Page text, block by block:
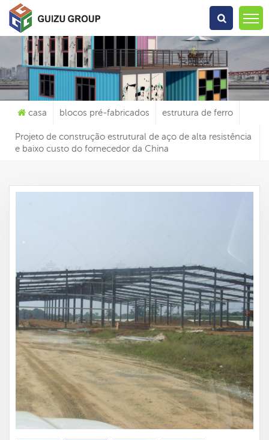
O Que Você Está Procurando?
casa blocos pré-fabricados estrutura de ferro
Projeto de construção estrutural de aço de alta resistência
e baixo custo do fornecedor da China